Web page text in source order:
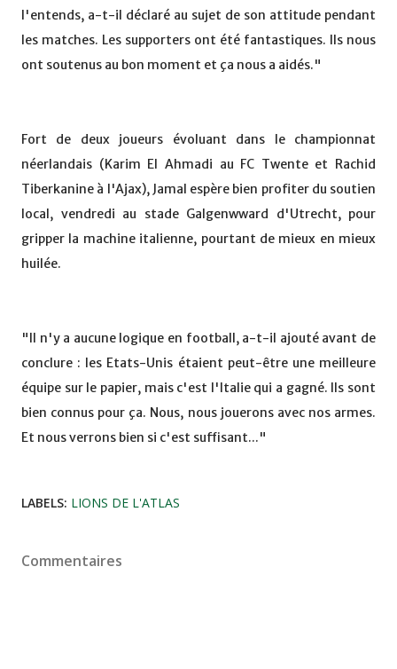
l'entends, a-t-il déclaré au sujet de son attitude pendant
les matches. Les supporters ont été fantastiques. Ils nous
ont soutenus au bon moment et ça nous a aidés."
Fort de deux joueurs évoluant dans le championnat
néerlandais (Karim El Ahmadi au FC Twente et Rachid
Tiberkanine à l'Ajax), Jamal espère bien profiter du soutien
local, vendredi au stade Galgenwward d'Utrecht, pour
gripper la machine italienne, pourtant de mieux en mieux
huilée.
"Il n'y a aucune logique en football, a-t-il ajouté avant de
conclure : les Etats-Unis étaient peut-être une meilleure
équipe sur le papier, mais c'est l'Italie qui a gagné. Ils sont
bien connus pour ça. Nous, nous jouerons avec nos armes.
Et nous verrons bien si c'est suffisant..."
LABELS: LIONS DE L'ATLAS
Commentaires